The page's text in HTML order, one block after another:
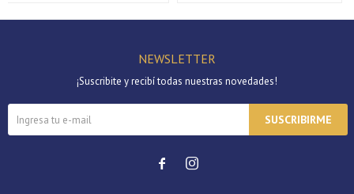
NEWSLETTER
¡Suscribite y recibí todas nuestras novedades!
SUSCRIBIRME
 